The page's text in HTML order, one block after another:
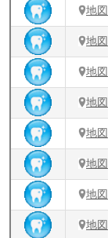
地図
地図
地図
地図
地図
地図
地図
地図